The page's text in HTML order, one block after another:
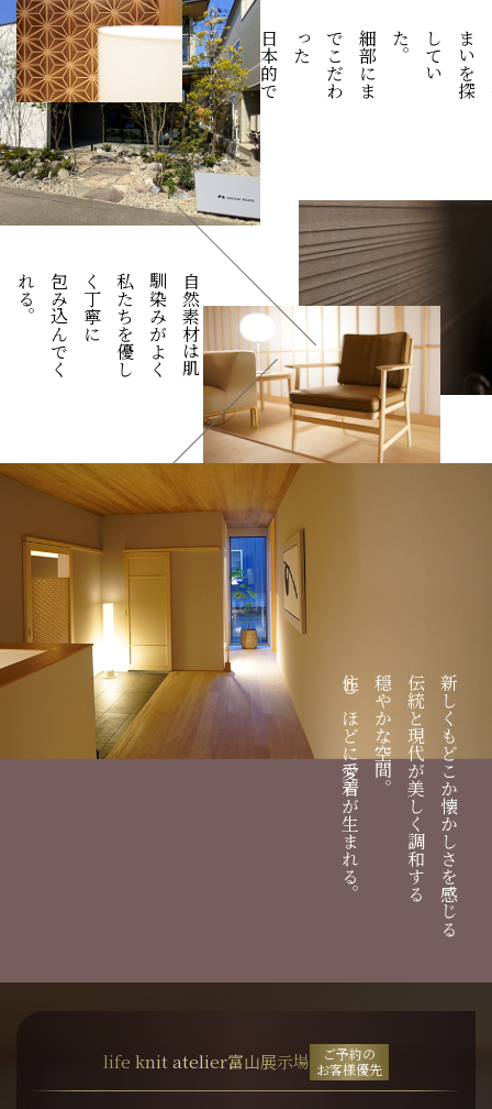
。
細
部
に
ま
で
こ
だ
わ
っ
た
日
本
的
で
美
し
い
、
凛
と
し
た
暮
ら
し
。
自
然
素
材
は
肌
馴
染
み
が
よ
く
私
た
ち
を
優
し
く
丁
寧
に
包
み
込
ん
で
く
れ
る
。
新しくもどこか懐かしさを感じる
伝統と現代が美しく調和する
穏やかな空間。
住むほどに愛着が生まれる。
life knit atelier富山展示場
ご予約の
お客様優先